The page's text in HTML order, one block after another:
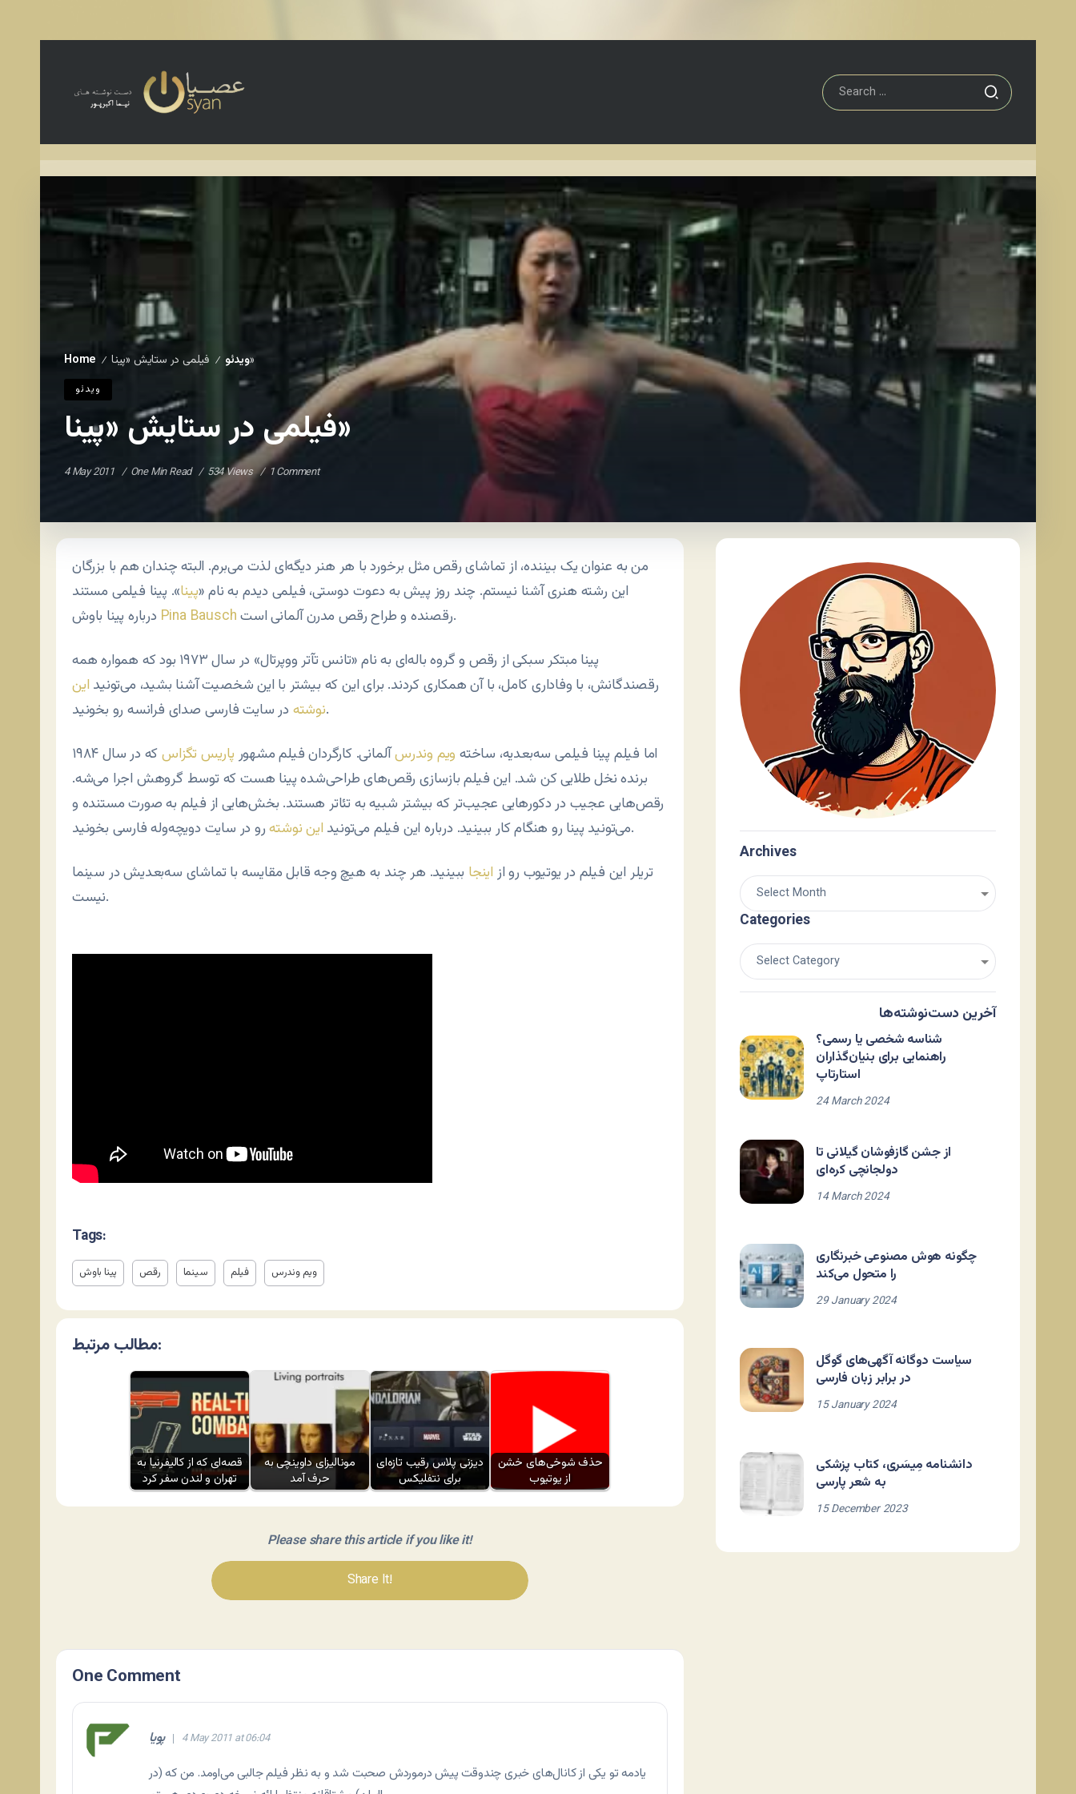
Home / ویدئو / فیلمی در ستایش «پینا»
ویدئو
فیلمی در ستایش «پینا»
4 May 2011 One Min Read 534 Views 1 Comment
من به عنوان یک بیننده، از تماشای رقص مثل برخورد با هر هنر دیگه‌ای لذت می‌برم. البته چندان هم با بزرگان
این رشته هنری آشنا نیستم. چند روز پیش به دعوت دوستی، فیلمی دیدم به نام «پینا». پینا فیلمی مستند
Pina Bausch رقصنده و طراح رقص مدرن آلمانی است.
پینا مبتکر سبکی از رقص و گروه باله‌ای به نام «تانس تآتر ووپرتال» در سال ۱۹۷۳ بود که همواره همه
رقصندگانش، با وفاداری کامل، با آن همکاری کردند. برای این که بیشتر با این شخصیت آشنا بشید، می‌تونید این
نوشتهدر سایت فارسی صدای فرانسه رو بخونید.
اما فیلم پینا فیلمی سه‌بعدیه، ساخته ویم وندرسآلمانی. کارگردان فیلم مشهور پاریس تگزاس
که در سال ۱۹۸۴
برنده نخل طلایی کن شد. این فیلم بازسازی رقص‌های طراحی‌شده پینا هست که توسط گروهش اجرا می‌شه.
رقص‌هایی عجیب در دکورهایی عجیب‌تر که بیشتر شبیه به تئاتر هستند. بخش‌هایی از فیلم به صورت مستنده و
می‌تونید پینا رو هنگام کار ببینید. درباره این فیلم می‌تونید این نوشته رو در سایت دویچه‌وله فارسی بخونید.
تریلر این فیلم در یوتیوب رو از اینجا ببینید. هر چند به هیچ وجه قابل مقایسه با تماشای سه‌بعدیش در سینما
نیست.
Tags:
پینا باوش رقص سینما فیلم ویم وندرس
مطالب مرتبط:
قصه‌ای که از کالیفرنیا به
تهران و لندن سفر کرد
مونالیزای داوینچی به
حرف آمد
دیزنی پلاس رقیب تازه‌ای
برای نتفلیکس
حذف شوخی‌های خشن
از یوتیوب
Please share this article if you like it!
Share It!
One Comment
پویا 4 May 2011 at 06:04
یادمه تو یکی از کانال‌های خبری چندوقت پیش درموردش صحبت شد و به نظر فیلم جالبی می‌اومد. من که (در
Archives
Categories
آخرین دست‌نوشته‌ها
شناسه شخصی یا رسمی؟
راهنمایی برای بنیان‌گذاران
استارتاپ
24 March 2024
از جشن گازفوشان گیلانی تا
دولجانچی کره‌ای
14 March 2024
چگونه هوش مصنوعی خبرنگاری
را متحول می‌کند
29 January 2024
سیاست دوگانه آگهی‌های گوگل
در برابر زبان فارسی
15 January 2024
دانشنامه مِیسَری، کتاب پزشکی
به شعر پارسی
15 December 2023